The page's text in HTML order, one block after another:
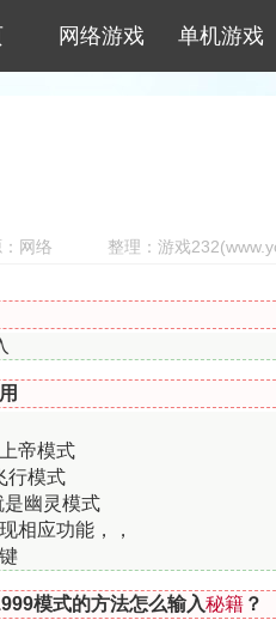
网络游戏 单机游戏
网络 整理：游戏
帝模式
行模式
是幽灵模式
相应功能，，
模式的方法怎么输入秘籍 ？